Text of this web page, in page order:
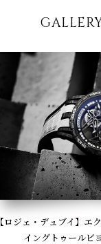
【ロジェ・デュブイ】エ
イングトゥールビ